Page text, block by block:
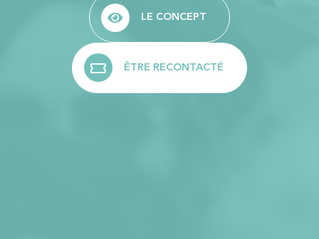
LE CONCEPT
ÊTRE RECONTACTÉ